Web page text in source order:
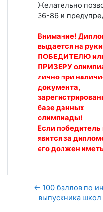
Желательно
36-86 и
Внимание!
выдается на руки
ПОБЕДИТЕЛЮ
ПРИЗЕРУ
лично при
документа,
базе данных
олимпиады!
Если
явится за
его должен
← 100 баллов по
выпускника школ